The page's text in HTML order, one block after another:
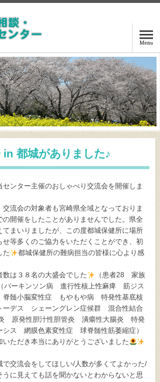
お問い合わせ
閉じる
都城がありました♪
ンター主催のおしゃべり交流会を開催しま
流会の対象者も宮崎県全域となっておりま
開催をしたことがありませんでした。県全
まいりましたが、この度都城保健所に場所
等多くのご協力をいただくことができ、初
た
都城保健所の難病担当の皆様に心より感
は３８名の大盛会でした
（患者28 家族
パーキンソン病 進行性核上性麻痺 筋ジス
髄小脳変性症 もやもや病 特発性基底核
ーデス シェーングレン症候群 混合性結合
原発性胆汁性胆管炎 潰瘍性大腸炎 特発
ス 網膜色素変性症 球脊髄性筋萎縮症）
ただき本当にありがとうございました
で交流会をしてほしい/人数が多くてよかった/
に見えても話を聞かないとわからないと思